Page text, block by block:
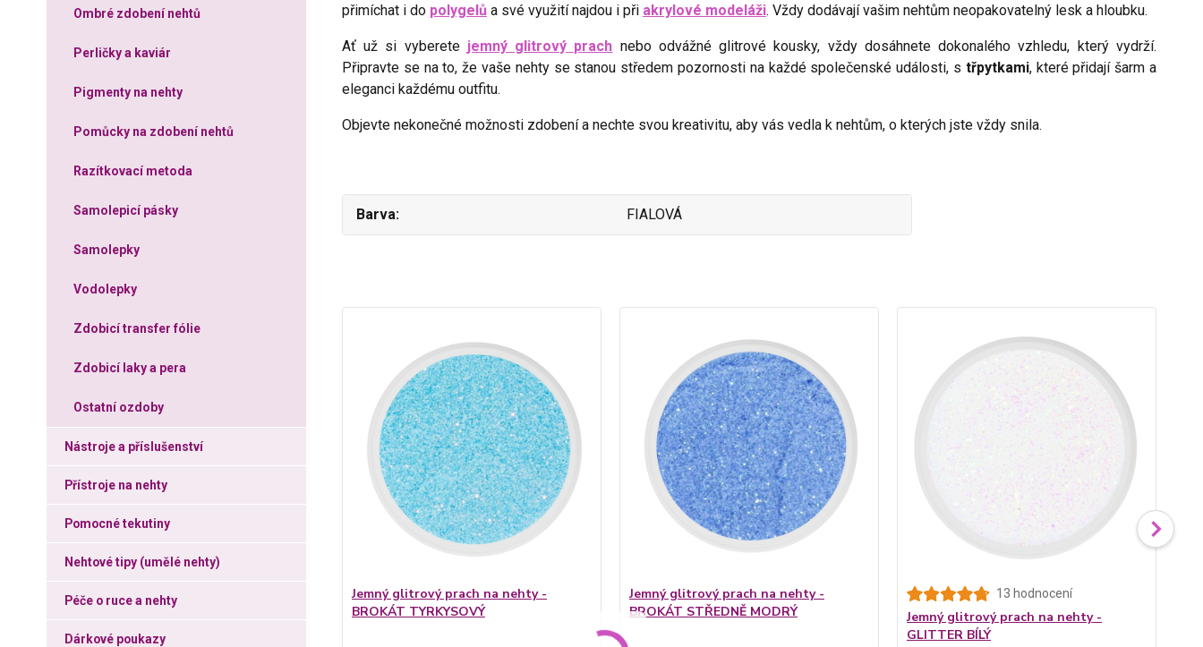
Ombré zdobení nehtů
Perličky a kaviár
Pigmenty na nehty
Pomůcky na zdobení nehtů
Razítkovací metoda
Samolepicí pásky
Samolepky
Vodolepky
Zdobicí transfer fólie
Zdobicí laky a pera
Ostatní ozdoby
Nástroje a příslušenství
Přístroje na nehty
Pomocné tekutiny
Nehtové tipy (umělé nehty)
Péče o ruce a nehty
Dárkové poukazy
přimíchat i do polygelů a své využití najdou i při akrylové modeláži. Vždy dodávají vašim nehtům neopakovatelný lesk a hloubku.
Ať už si vyberete jemný glitrový prach nebo odvážné glitrové kousky, vždy dosáhnete dokonalého vzhledu, který vydrží.
Připravte se na to, že vaše nehty se stanou středem pozornosti na každé společenské události, s třpytkami, které přidají šarm a
eleganci každému outfitu.
Objevte nekonečné možnosti zdobení a nechte svou kreativitu, aby vás vedla k nehtům, o kterých jste vždy snila.
Barva FIALOVÁ
Jemný glitrový prach na nehty -
BROKÁT TYRKYSOVÝ
Jemný glitrový prach na nehty -
BROKÁT STŘEDNĚ MODRÝ
13 hodnocení
Jemný glitrový prach na nehty -
GLITTER BÍLÝ